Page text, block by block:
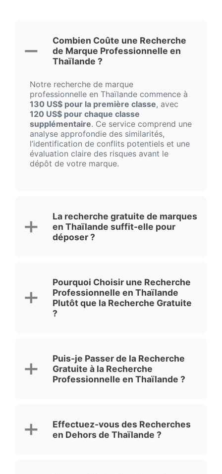
Combien Coûte une Recherche
de Marque Professionnelle en
Thaïlande ?
Notre recherche de marque
professionnelle en Thaïlande commence à
130 US$ pour la première classe, avec
120 US$ pour chaque classe
supplémentaire. Ce service comprend une
analyse approfondie des similarités,
l’identification de conflits potentiels et une
évaluation claire des risques avant le
dépôt de votre marque.
La recherche gratuite de marques
en Thaïlande suffit-elle pour
déposer ?
Pourquoi Choisir une Recherche
Professionnelle en Thaïlande
Plutôt que la Recherche Gratuite
?
Puis-je Passer de la Recherche
Gratuite à la Recherche
Professionnelle en Thaïlande ?
Effectuez-vous des Recherches
en Dehors de Thaïlande ?